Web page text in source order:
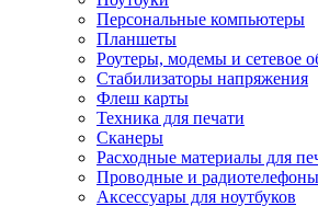
Персональные компьютеры
Планшеты
Роутеры, модемы и сетевое
Стабилизаторы напряжения
Флеш карты
Техника для печати
Сканеры
Расходные материалы для
Проводные и радиотелефоны
Аксессуары для ноутбуков